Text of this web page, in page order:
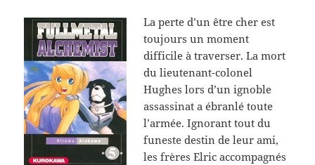
La perte d’un être cher est
toujours un moment
difficile à traverser. La mort
du lieutenant-colonel
Hughes lors d’un ignoble
assassinat a ébranlé toute
l’armée. Ignorant tout du
funeste destin de leur ami,
les frères Elric accompagnés